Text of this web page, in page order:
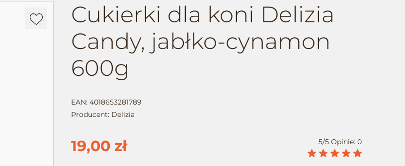
Dodaj
do
Cukierki dla koni Delizia
Candy, jabłko-cynamon
600g
EAN: 4018653281789
Producent: Delizia
19,00 zł 5/5 Opinie: 0